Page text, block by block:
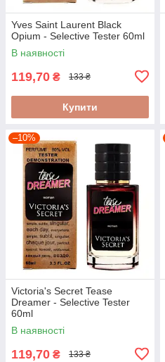
Yves Saint Laurent Black
Opium - Selective Tester 60ml
В наявності
119,70 ₴ 133 ₴
Купити
–10%
Victoria's Secret Tease
Dreamer - Selective Tester
60ml
В наявності
119,70 ₴ 133 ₴